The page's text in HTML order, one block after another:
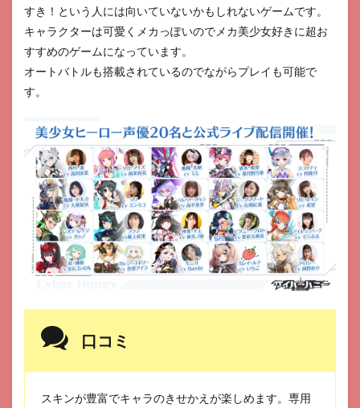
すき！という人には向いていないかもしれないゲームです。
キャラクターは可愛くメカっぽいのでメカ美少女好きに超お
すすめのゲームになっています。
オートバトルも搭載されているのでながらプレイも可能で
す。
口コミ
スキンが豊富でキャラのきせかえが楽しめます。専用